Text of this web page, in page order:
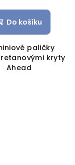
Do košíku
paličky
kryty
Ahead